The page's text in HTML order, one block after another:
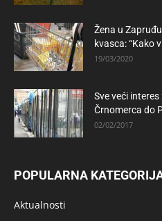
Žena u
kvasca: “Kako
19/03/2020
Sve veći
Črnomerca do
02/02/2017
POPULARNA
Aktualnosti